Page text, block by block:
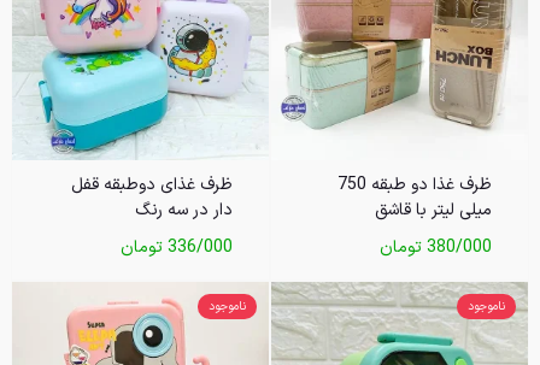
ظرف غذا دو طبقه 750
میلی لیتر با قاشق
380/000تومان
ظرف غذای دوطبقه قفل
دار در سه رنگ
336/000تومان
ناموجود ناموجود